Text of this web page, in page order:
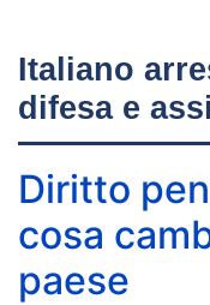
Italiano
difesa e
Diritto
cosa
paese